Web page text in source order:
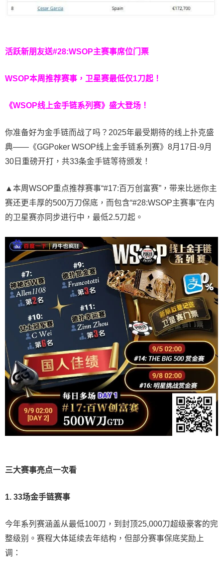
活跃新朋友送#28:WSOP主赛事席位门票
WSOP本周推荐赛事，卫星赛最低仅1刀起！
《WSOP线上金手链系列赛》 盛大登场！
你准备好为金手链而战了吗？2025年最受期待的线上扑克盛
典——《GGPoker WSOP线上金手链系列赛》8月17日-9月
30日重磅开打，共33条金手链等待颁发！
▲本周WSOP重点推荐赛事“#17:百万创富赛”，带来比迷你主
赛还更丰厚的500万刀保底，而包含“#28:WSOP主赛事”在内
的卫星赛亦同步进行中，最低2.5刀起。
三大赛事亮点一次看
1. 33场金手链赛事
今年系列赛涵盖从最低100刀，到封顶25,000刀超级豪客的完
整级别。赛程大体延续去年结构，但部分赛事保底奖励上
调：